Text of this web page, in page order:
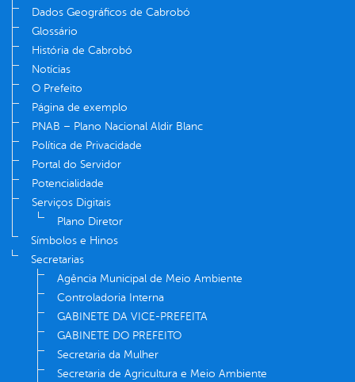
Dados Geográficos de Cabrobó
Glossário
História de Cabrobó
Notícias
O Prefeito
Página de exemplo
PNAB – Plano Nacional Aldir Blanc
Política de Privacidade
Portal do Servidor
Potencialidade
Serviços Digitais
Plano Diretor
Símbolos e Hinos
Secretarias
Agência Municipal de Meio Ambiente
Controladoria Interna
GABINETE DA VICE-PREFEITA
GABINETE DO PREFEITO
Secretaria da Mulher
Secretaria de Agricultura e Meio Ambiente